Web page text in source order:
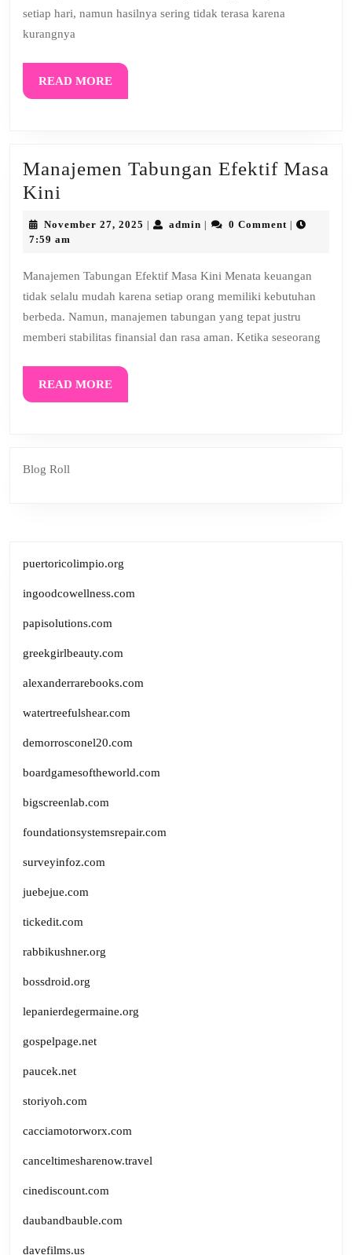
setiap hari, namun hasilnya sering tidak terasa karena
kurangnya
READ MOREREAD
MORE
Manajemen Tabungan Efektif Masa
Kini
Efektif
Kini
November 27, 2025 November
admin admin0 Comment
7:59 am
Manajemen Tabungan Efektif Masa Kini Menata keuangan
tidak selalu mudah karena setiap orang memiliki kebutuhan
berbeda. Namun, manajemen tabungan yang tepat justru
memberi stabilitas finansial dan rasa aman. Ketika seseorang
READ MOREREAD
MORE
Blog Roll
puertoricolimpio.org
ingoodcowellness.com
papisolutions.com
greekgirlbeauty.com
alexanderrarebooks.com
watertreefulshear.com
demorrosconel20.com
boardgamesoftheworld.com
bigscreenlab.com
foundationsystemsrepair.com
surveyinfoz.com
juebejue.com
tickedit.com
rabbikushner.org
bossdroid.org
lepanierdegermaine.org
gospelpage.net
paucek.net
storiyoh.com
cacciamotorworx.com
canceltimesharenow.travel
cinediscount.com
daubandbauble.com
davefilms.us